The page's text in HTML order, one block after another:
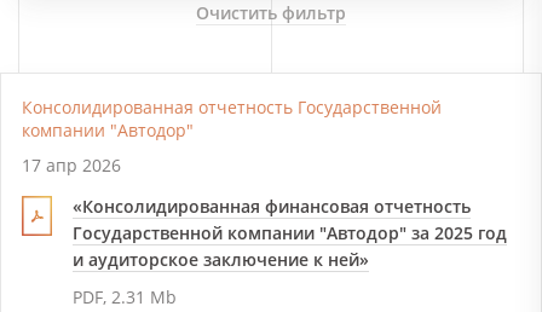
Очистить фильтр
Консолидированная отчетность Государственной
компании "Автодор"
17 апр 2026
«Консолидированная финансовая отчетность
Государственной компании "Автодор" за 2025 год
и аудиторское заключение к ней»
PDF, 2.31 Mb